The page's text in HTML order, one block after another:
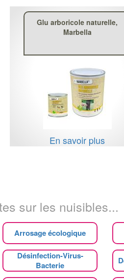
Glu arboricole naturelle,
Marbella
En savoir plus
sur les nuisibles...
Arrosage écologique
Désinfection-Virus-
Bacterie